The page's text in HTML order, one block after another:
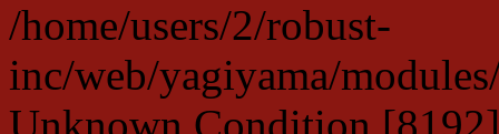
/home/users/2/robust-
inc/web/yagiyama/